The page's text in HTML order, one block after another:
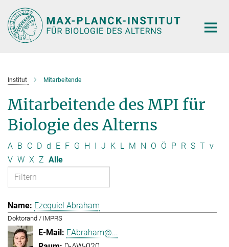
Hauptinhalt
Institut Mitarbeitende
Mitarbeitende des MPI für
Biologie des Alterns
A B C D d E F G H I J K L M N O Ö P R S T v
V W X Z Alle
Ezequiel Abraham
Doktorand / IMPRS
EAbraham@...